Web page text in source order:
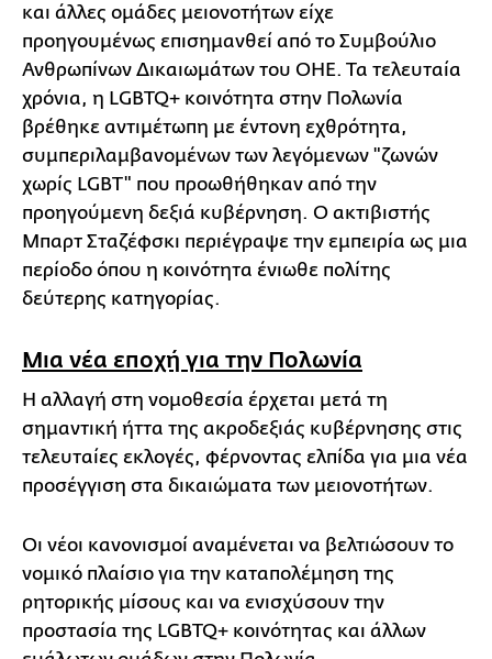
και άλλες ομάδες μειονοτήτων είχε
προηγουμένως επισημανθεί από το Συμβούλιο
Ανθρωπίνων Δικαιωμάτων του ΟΗΕ. Τα τελευταία
χρόνια, η LGBTQ+ κοινότητα στην Πολωνία
βρέθηκε αντιμέτωπη με έντονη εχθρότητα,
συμπεριλαμβανομένων των λεγόμενων "ζωνών
χωρίς LGBT" που προωθήθηκαν από την
προηγούμενη δεξιά κυβέρνηση. Ο ακτιβιστής
Μπαρτ Σταζέφσκι περιέγραψε την εμπειρία ως μια
περίοδο όπου η κοινότητα ένιωθε πολίτης
δεύτερης κατηγορίας.
Μια νέα εποχή για την Πολωνία
Η αλλαγή στη νομοθεσία έρχεται μετά τη
σημαντική ήττα της ακροδεξιάς κυβέρνησης στις
τελευταίες εκλογές, φέρνοντας ελπίδα για μια νέα
προσέγγιση στα δικαιώματα των μειονοτήτων.
Οι νέοι κανονισμοί αναμένεται να βελτιώσουν το
νομικό πλαίσιο για την καταπολέμηση της
ρητορικής μίσους και να ενισχύσουν την
προστασία της LGBTQ+ κοινότητας και άλλων